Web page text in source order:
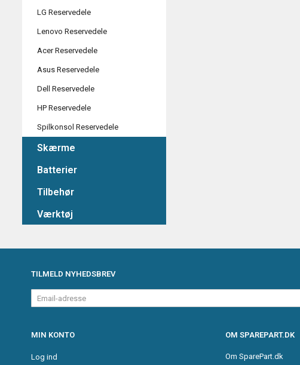
LG Reservedele
Lenovo Reservedele
Acer Reservedele
Asus Reservedele
Dell Reservedele
HP Reservedele
Spilkonsol Reservedele
Skærme
Batterier
Tilbehør
Værktøj
TILMELD NYHEDSBREV
Email-
adresse
MIN KONTO
Log ind
OM SPAREPART.DK
Om SparePart.dk